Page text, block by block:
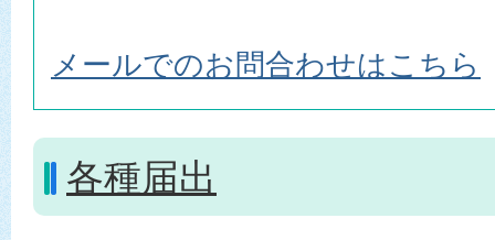
メールでのお問合わせはこちら
各種届出